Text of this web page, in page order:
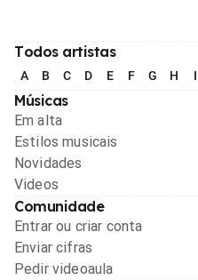
Todos artistas
A B C D E F G H I
Músicas
Em alta
Estilos musicais
Novidades
Videos
Comunidade
Entrar ou criar conta
Enviar cifras
Pedir videoaula